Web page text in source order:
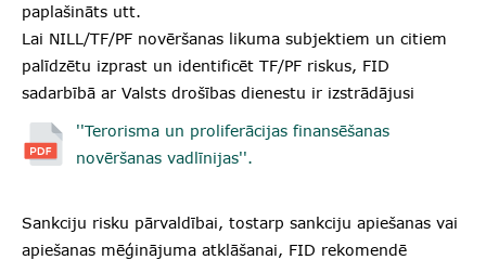
paplašināts utt.
Lai NILL/TF/PF novēršanas likuma subjektiem un citiem
palīdzētu izprast un identificēt TF/PF riskus, FID
sadarbībā ar Valsts drošības dienestu ir izstrādājusi
''Terorisma un proliferācijas finansēšanas
novēršanas vadlīnijas''.
Sankciju risku pārvaldībai, tostarp sankciju apiešanas vai
apiešanas mēģinājuma atklāšanai, FID rekomendē